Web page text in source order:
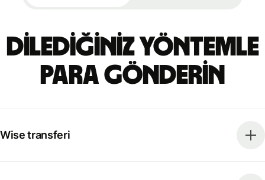
Dilediğiniz yöntemle
para gönderin
Wise transferi